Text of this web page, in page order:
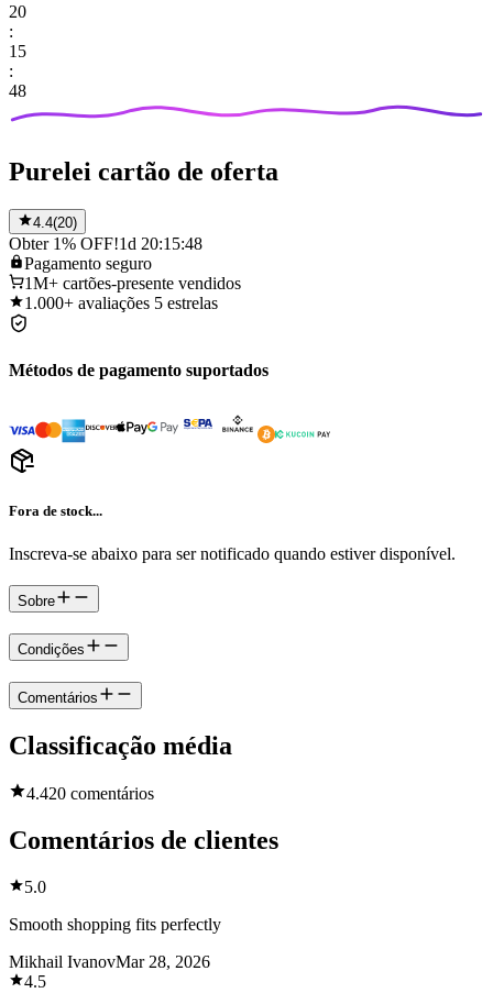
20
:
15
:
48
Purelei cartão de oferta
4.4(20)
Obter 1% OFF!1d 20:15:48
Pagamento seguro
1M+ cartões-presente vendidos
1.000+ avaliações 5 estrelas
Métodos de pagamento suportados
Fora de stock...
Inscreva-se abaixo para ser notificado quando estiver disponível.
Sobre
Condições
Comentários
Classificação média
4.420 comentários
Comentários de clientes
5.0
Smooth shopping fits perfectly
Mikhail IvanovMar 28, 2026
4.5